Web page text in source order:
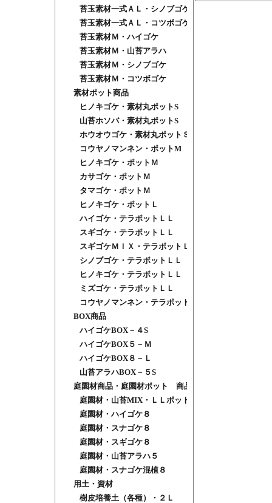
苔玉素材一式ＡＬ・シノブゴケ
苔玉素材一式ＡＬ・コツボゴケ
苔玉素材Ｍ・ハイゴケ
苔玉素材Ｍ・山苔アラハ
苔玉素材Ｍ・シノブゴケ
苔玉素材Ｍ・コツボゴケ
素材ポット商品
ヒノキゴケ・素材丸ポットS
山苔ホソバ・素材丸ポットS
ホウオウゴケ・素材丸ポットＳ
コウヤノマンネン・ポットM
ヒノキゴケ・ポットＭ
カサゴケ・ポットＭ
タマゴケ・ポットＭ
ヒノキゴケ・ポットＬ
ハイゴケ・テラポットＬＬ
スギゴケ・テラポットＬＬ
スギゴケＭＩＸ・テラポットＬＬ
シノブゴケ・テラポットＬＬ
ヒノキゴケ・テラポットＬＬ
ミズゴケ・テラポットＬＬ
コウヤノマンネン・テラポットＬＬ
BOX商品
ハイゴケBOX－４S
ハイゴケBOX５－Ｍ
ハイゴケBOX８－Ｌ
山苔アラハBOX－５S
庭園材商品・庭園材ポット 商品
庭園材・山苔MIX・ＬＬポット
庭園材・ハイゴケ８
庭園材・スナゴケ８
庭園材・スギゴケ８
庭園材・山苔アラハ５
庭園材・スナゴケ混植８
用土・資材
樹皮培養土（各種）・２Ｌ